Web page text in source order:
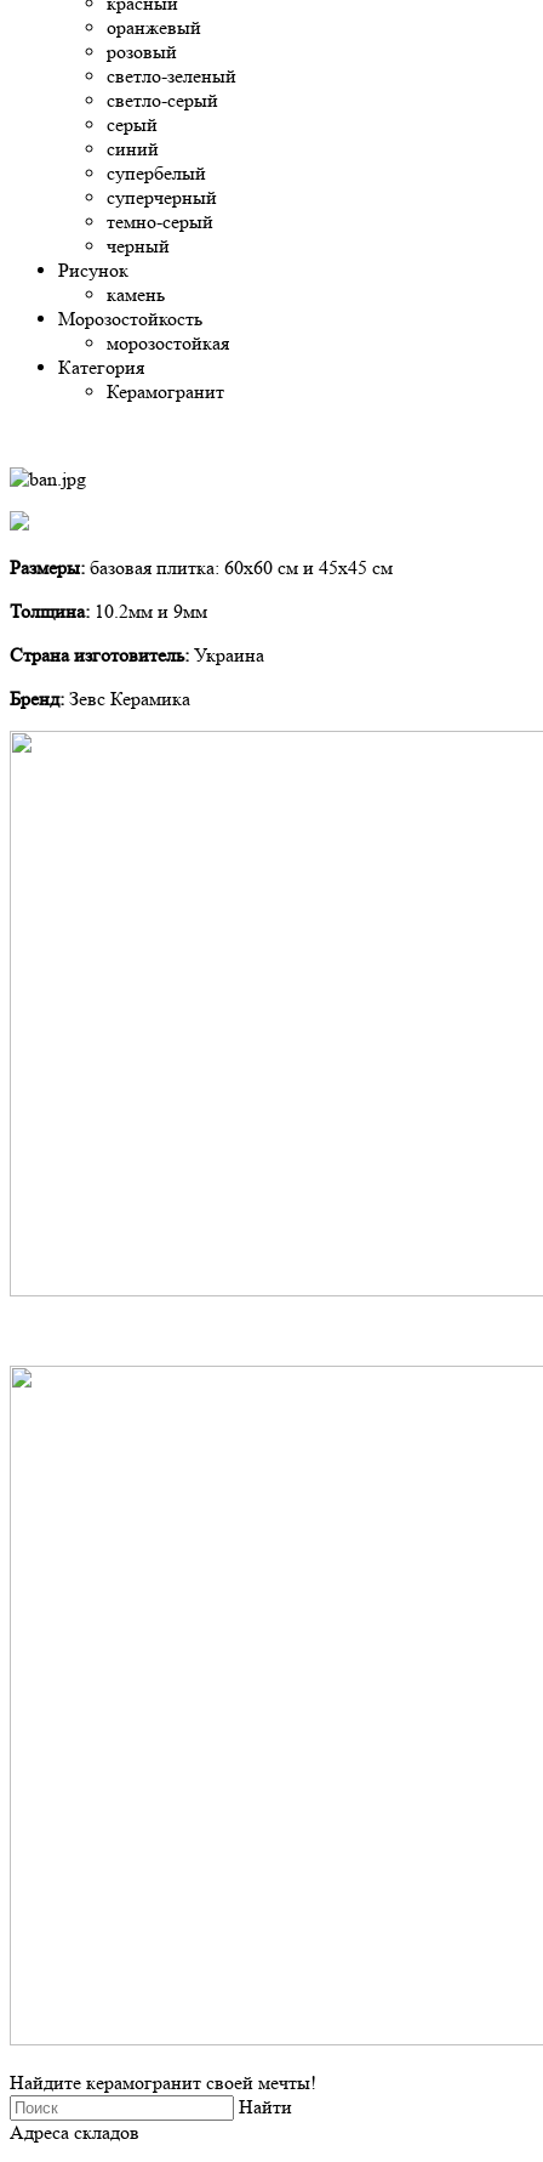
оранжевый
розовый
светло-зеленый
светло-серый
серый
синий
супербелый
суперчерный
темно-серый
черный
Рисунок
камень
Морозостойкость
морозостойкая
Категория
Керамогранит
Размеры: базовая плитка: 60х60 см и 45х45 см
Толщина: 10.2мм и 9мм
Страна изготовитель: Украина
Бренд: Зевс Керамика
Найдите керамогранит своей мечты!
Найти
Адреса складов